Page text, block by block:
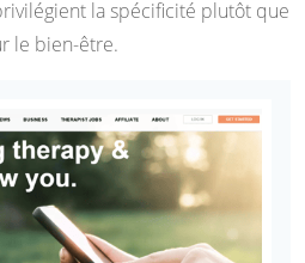
la spécificité plutôt que
le bien-être.